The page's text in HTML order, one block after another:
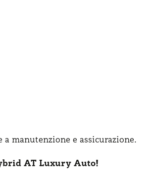
a manutenzione e assicurazione.
AT Luxury Auto!